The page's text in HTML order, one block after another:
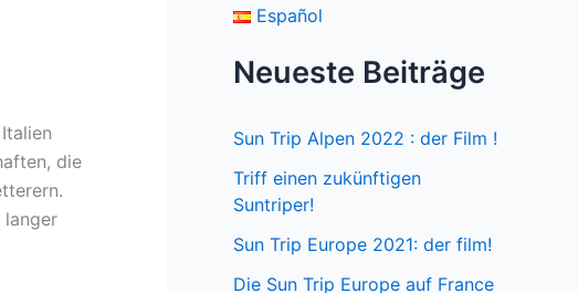
die
Español
Neueste Beiträge
Sun Trip Alpen 2022 : der Film !
Triff einen zukünftigen
Suntriper!
Sun Trip Europe 2021: der film!
Die Sun Trip Europe auf France